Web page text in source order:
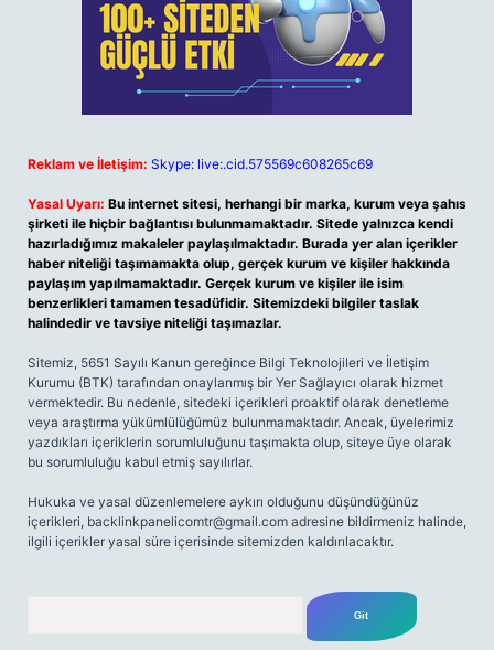
Reklam ve İletişim: Skype: live:.cid.575569c608265c69
Yasal Uyarı: Bu internet sitesi, herhangi bir marka, kurum veya şahıs
şirketi ile hiçbir bağlantısı bulunmamaktadır. Sitede yalnızca kendi
hazırladığımız makaleler paylaşılmaktadır. Burada yer alan içerikler
haber niteliği taşımamakta olup, gerçek kurum ve kişiler hakkında
paylaşım yapılmamaktadır. Gerçek kurum ve kişiler ile isim
benzerlikleri tamamen tesadüfidir. Sitemizdeki bilgiler taslak
halindedir ve tavsiye niteliği taşımazlar.
Sitemiz, 5651 Sayılı Kanun gereğince Bilgi Teknolojileri ve İletişim
Kurumu (BTK) tarafından onaylanmış bir Yer Sağlayıcı olarak hizmet
vermektedir. Bu nedenle, sitedeki içerikleri proaktif olarak denetleme
veya araştırma yükümlülüğümüz bulunmamaktadır. Ancak, üyelerimiz
yazdıkları içeriklerin sorumluluğunu taşımakta olup, siteye üye olarak
bu sorumluluğu kabul etmiş sayılırlar.
Hukuka ve yasal düzenlemelere aykırı olduğunu düşündüğünüz
içerikleri, backlinkpanelicomtr@gmail.com adresine bildirmeniz halinde,
ilgili içerikler yasal süre içerisinde sitemizden kaldırılacaktır.